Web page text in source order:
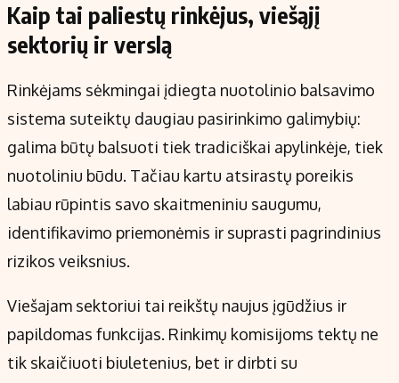
Kaip tai paliestų rinkėjus, viešąjį
sektorių ir verslą
Rinkėjams sėkmingai įdiegta nuotolinio balsavimo
sistema suteiktų daugiau pasirinkimo galimybių:
galima būtų balsuoti tiek tradiciškai apylinkėje, tiek
nuotoliniu būdu. Tačiau kartu atsirastų poreikis
labiau rūpintis savo skaitmeniniu saugumu,
identifikavimo priemonėmis ir suprasti pagrindinius
rizikos veiksnius.
Viešajam sektoriui tai reikštų naujus įgūdžius ir
papildomas funkcijas. Rinkimų komisijoms tektų ne
tik skaičiuoti biuletenius, bet ir dirbti su